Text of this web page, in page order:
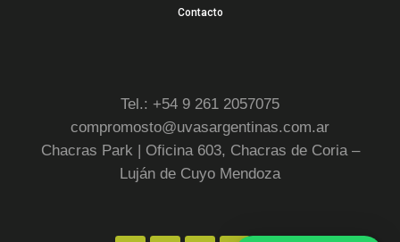
Contacto
Tel.: +54 9 261 2057075
compromosto@uvasargentinas.com.ar
Chacras Park | Oficina 603, Chacras de Coria –
Luján de Cuyo Mendoza